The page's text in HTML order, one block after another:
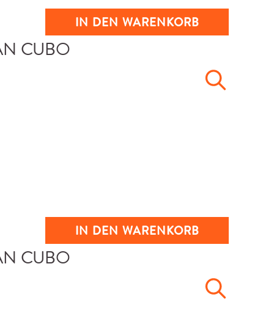
IN DEN WARENKORB
IN DEN WARENKORB